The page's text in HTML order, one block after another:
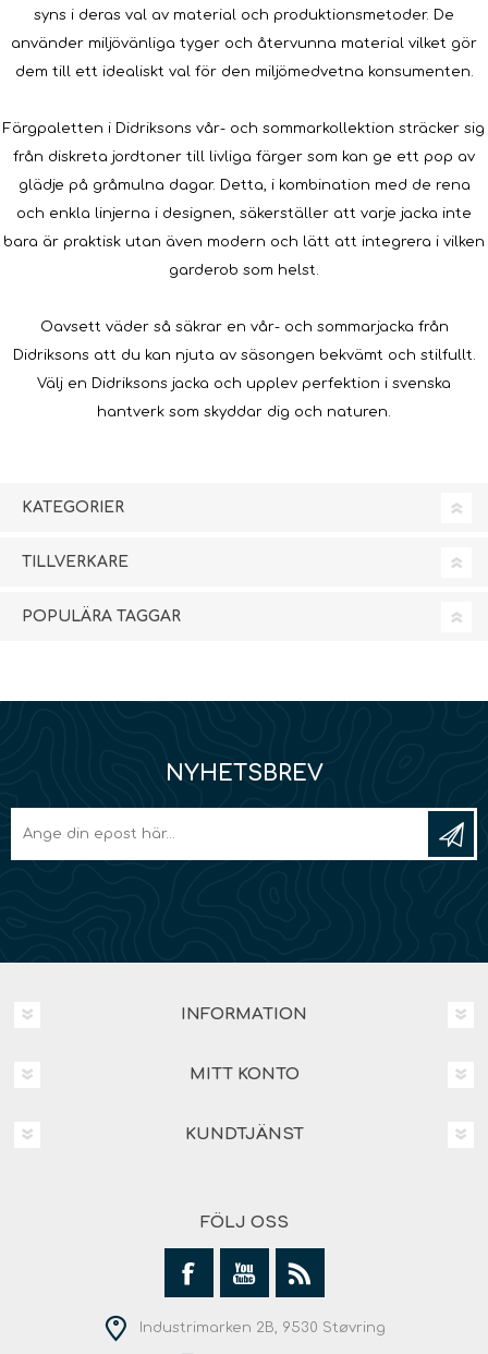
syns i deras val av material och produktionsmetoder. De
använder miljövänliga tyger och återvunna material vilket gör
dem till ett idealiskt val för den miljömedvetna konsumenten.
Färgpaletten i Didriksons vår- och sommarkollektion sträcker sig
från diskreta jordtoner till livliga färger som kan ge ett pop av
glädje på gråmulna dagar. Detta, i kombination med de rena
och enkla linjerna i designen, säkerställer att varje jacka inte
bara är praktisk utan även modern och lätt att integrera i vilken
garderob som helst.
Oavsett väder så säkrar en vår- och sommarjacka från
Didriksons att du kan njuta av säsongen bekvämt och stilfullt.
Välj en Didriksons jacka och upplev perfektion i svenska
hantverk som skyddar dig och naturen.
KATEGORIER
TILLVERKARE
POPULÄRA TAGGAR
NYHETSBREV
INFORMATION
MITT KONTO
KUNDTJÄNST
FÖLJ OSS
Industrimarken 2B, 9530 Støvring